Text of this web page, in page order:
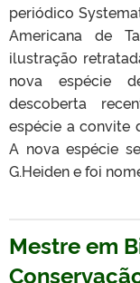
periódico
Americana de
ilustração
nova espécie
descoberta
espécie a convite
A nova espécie
G.Heiden e foi
Mestre em